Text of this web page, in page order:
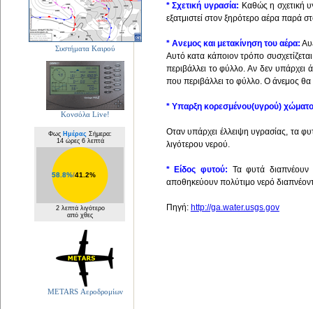
Συστήματα Καιρού
Κονσόλα Live!
Φως Ημέρας Σήμερα:
14 ώρες 6 λεπτά
58.8%/41.2%
2 λεπτά λιγότερο
από χθες
METARS Αεροδρομίων
* Σχετική υγρασία: Καθώς η σχετική
εξατμιστεί στον ξηρότερο αέρα παρά
* Ανεμος και μετακίνηση του αέρα:
Αυτό κατα κάποιον τρόπο
περιβάλλει το φύλλο. Αν δεν
που περιβάλλει το φύλλο. Ο άνεμος θα
* Υπαρξη κορεσμένου(υγρού)
Οταν υπάρχει έλλειψη υγρασίας, τα
λιγότερου νερού.
* Είδος φυτού: Τα φυτά διαπνέουν
αποθηκεύουν πολύτιμο νερό
Πηγή: http://ga.water.usgs.gov